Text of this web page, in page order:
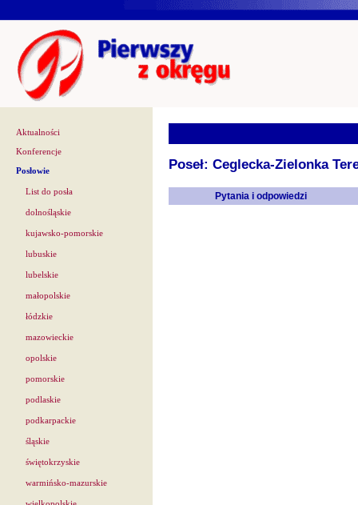
Aktualności
Konferencje
Posłowie
List do posła
dolnośląskie
kujawsko-pomorskie
lubuskie
lubelskie
małopolskie
łódzkie
mazowieckie
opolskie
pomorskie
podlaskie
podkarpackie
śląskie
świętokrzyskie
warmińsko-mazurskie
Poseł: Ceglecka-Zielonka
Pytania i odpowiedzi